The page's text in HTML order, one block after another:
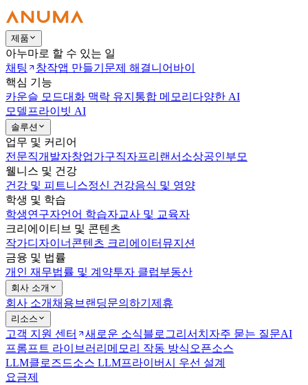
제품
아누마로 할 수 있는 일
채팅
창작앱 만들기 문제 해결니어바이
핵심 기능
카운슬 모드대화 맥락 유지 통합 메모리 다양한 AI
모델 프라이빗 AI
솔루션
업무 및 커리어
전문직개발자창업가구직자프리랜서 소상공인부모
웰니스 및 건강
건강 및 피트니스정신 건강음식 및 영양
학생 및 학습
학생연구자언어 학습자교사 및 교육자
크리에이티브 및 콘텐츠
작가디자이너 콘텐츠 크리에이터 뮤지션
금융 및 법률
개인 재무법률 및 계약투자 클럽부동산
회사 소개
회사 소개 채용 브랜딩문의하기 제휴
리소스
고객 지원 센터 새로운 소식블로그리서치 자주 묻는 질문AI
프롬프트 라이브러리 메모리 작동 방식 오픈소스
LLM클로즈드소스 LLM프라이버시 우선 설계
요금제